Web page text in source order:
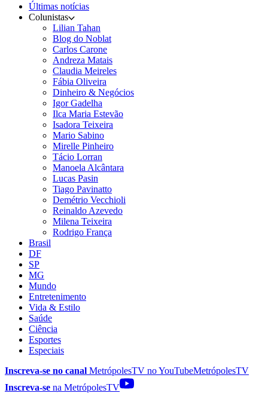
Últimas notícias
Colunistas
Lilian Tahan
Blog do Noblat
Carlos Carone
Andreza Matais
Claudia Meireles
Fábia Oliveira
Dinheiro & Negócios
Igor Gadelha
Ilca Maria Estevão
Isadora Teixeira
Mario Sabino
Mirelle Pinheiro
Tácio Lorran
Manoela Alcântara
Lucas Pasin
Tiago Pavinatto
Demétrio Vecchioli
Reinaldo Azevedo
Milena Teixeira
Rodrigo França
Brasil
DF
SP
MG
Mundo
Entretenimento
Vida & Estilo
Saúde
Ciência
Esportes
Especiais
Inscreva-se no canal MetrópolesTV noYouTubeMetrópolesTV
Inscreva-se na MetrópolesTV